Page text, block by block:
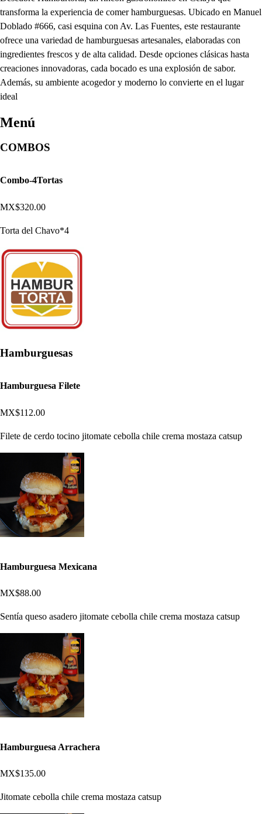
transforma la experiencia de comer hamburguesas. Ubicado en Manuel
Doblado #666, casi esquina con Av. Las Fuentes, este restaurante
ofrece una variedad de hamburguesas artesanales, elaboradas con
ingredientes frescos y de alta calidad. Desde opciones clásicas hasta
creaciones innovadoras, cada bocado es una explosión de sabor.
Además, su ambiente acogedor y moderno lo convierte en el lugar
ideal
Menú
COMBOS
Combo-4Tortas
MX$320.00
Torta del Chavo*4
Hamburguesas
Hamburguesa Filete
MX$112.00
Filete de cerdo tocino jitomate cebolla chile crema mostaza catsup
Hamburguesa Mexicana
MX$88.00
Sentía queso asadero jitomate cebolla chile crema mostaza catsup
Hamburguesa Arrachera
MX$135.00
Jitomate cebolla chile crema mostaza catsup